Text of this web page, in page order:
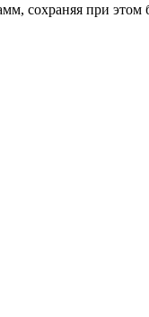
сохраняя при этом